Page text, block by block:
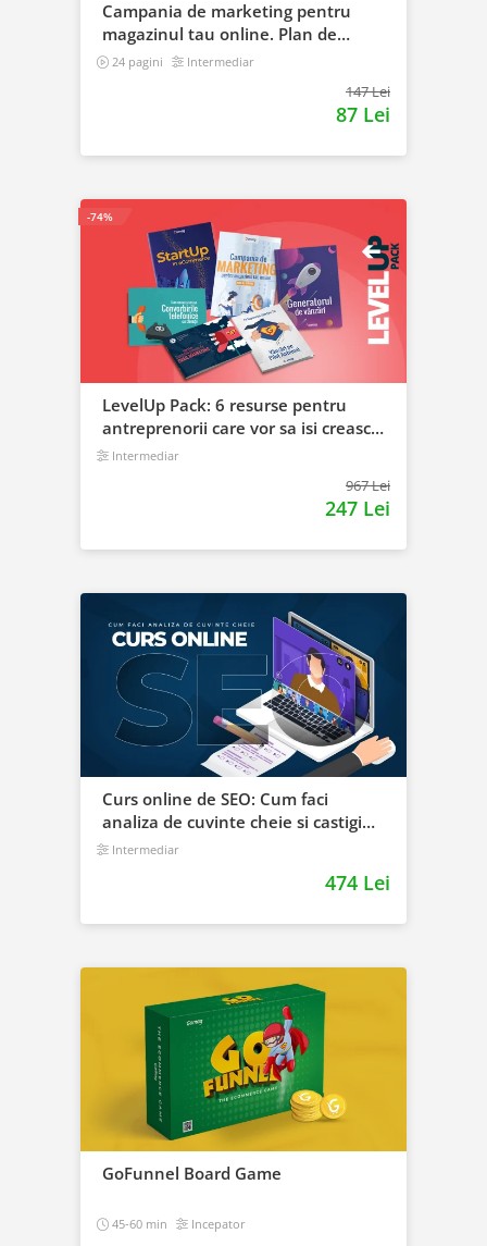
Campania de marketing pentru
magazinul tau online. Plan de
actiune
24 pagini Intermediar
147 Lei
87 Lei
LevelUp Pack: 6 resurse pentru
antreprenorii care vor sa isi creasca
afacerile
Intermediar
967 Lei
247 Lei
-74%
Curs online de SEO: Cum faci
analiza de cuvinte cheie si castigi
clienti din Google
Intermediar
474 Lei
GoFunnel Board Game
45-60 min Incepator